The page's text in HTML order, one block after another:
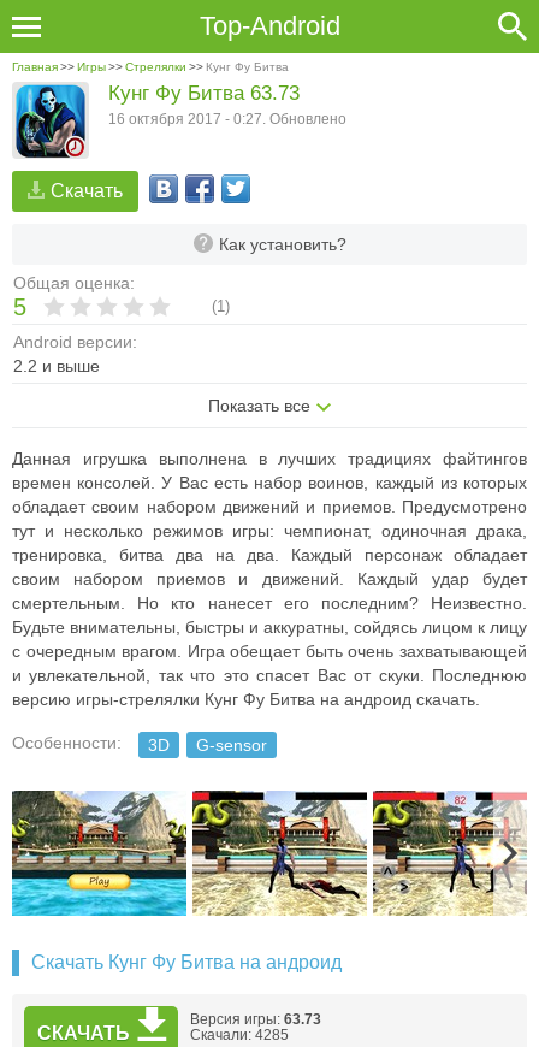
Top-Android
Главная>>Игры>>Стрелялки >> Кунг Фу Битва
Скачать
Как установить?
Общая оценка:
5 (1)
Android версии:
2.2 и выше
Показать все
Кунг Фу Битва 63.73
16 октября 2017 - 0:27. Обновлено
Данная игрушка выполнена в лучших традициях файтингов
времен консолей. У Вас есть набор воинов, каждый из которых
обладает своим набором движений и приемов. Предусмотрено
тут и несколько режимов игры: чемпионат, одиночная драка,
тренировка, битва два на два. Каждый персонаж обладает
своим набором приемов и движений. Каждый удар будет
смертельным. Но кто нанесет его последним? Неизвестно.
Будьте внимательны, быстры и аккуратны, сойдясь лицом к лицу
с очередным врагом. Игра обещает быть очень захватывающей
и увлекательной, так что это спасет Вас от скуки. Последнюю
версию игры-стрелялки Кунг Фу Битва на андроид скачать.
Особенности: 3D G-sensor
Скачать Кунг Фу Битва на андроид
СКАЧАТЬ
Версия игры: 63.73
Скачали: 4285